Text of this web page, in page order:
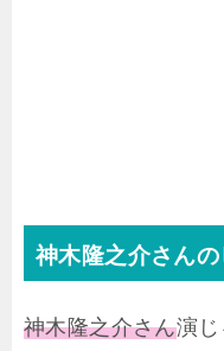
神木隆之介さん
神木隆之介さん演